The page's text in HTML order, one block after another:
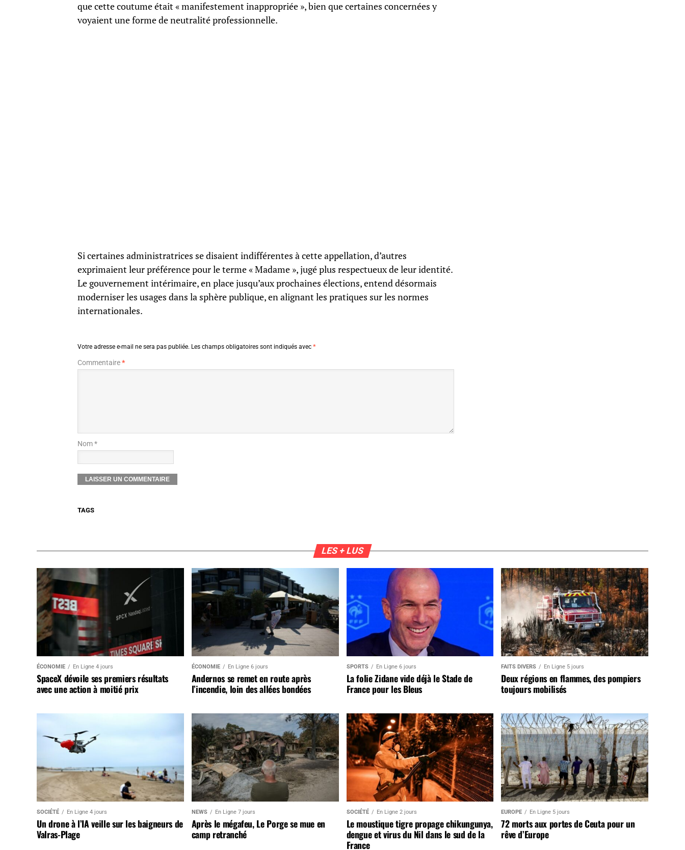
que cette coutume était « manifestement inappropriée », bien que certaines concernées y
voyaient une forme de neutralité professionnelle.
Si certaines administratrices se disaient indifférentes à cette appellation, d’autres
exprimaient leur préférence pour le terme « Madame », jugé plus respectueux de leur identité.
Le gouvernement intérimaire, en place jusqu’aux prochaines élections, entend désormais
moderniser les usages dans la sphère publique, en alignant les pratiques sur les normes
internationales.
Votre adresse e-mail ne sera pas publiée. Les champs obligatoires sont indiqués avec *
Commentaire*
Nom *
TAGS
LES + LUS
ÉCONOMIE En Ligne 4 jours
SpaceX dévoile ses premiers résultats
avec une action à moitié prix
ÉCONOMIE En Ligne 6 jours
Andernos se remet en route après
l’incendie, loin des allées bondées
SPORTS En Ligne 6 jours
La folie Zidane vide déjà le Stade de
France pour les Bleus
FAITS DIVERS En Ligne 5 jours
Deux régions en flammes, des pompiers
toujours mobilisés
SOCIÉTÉ En Ligne 4 jours
Un drone à l’IA veille sur les baigneurs de
Valras-Plage
NEWS En Ligne 7 jours
Après le mégafeu, Le Porge se mue en
camp retranché
SOCIÉTÉ En Ligne 2 jours
Le moustique tigre propage chikungunya,
dengue et virus du Nil dans le sud de la
France
EUROPE En Ligne 5 jours
72 morts aux portes de Ceuta pour un
rêve d’Europe